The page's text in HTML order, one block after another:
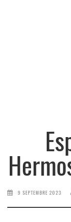
9 SEPTEMBRE 2023